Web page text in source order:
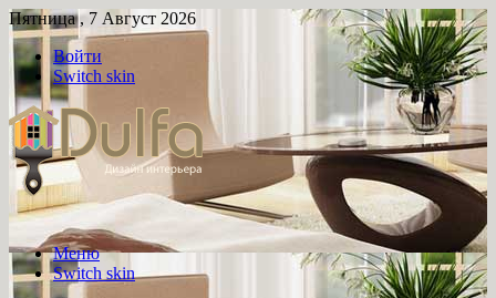
Пятница , 7 Август 2026
Войти
Switch skin
Меню
Switch skin